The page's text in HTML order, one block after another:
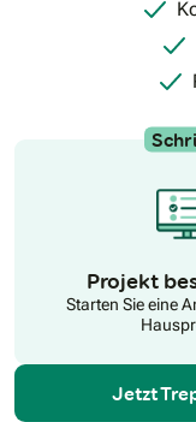
Telefonischer Kundenservice 24/7
und unverbindlich
Zuschüsse. Auch
einen Pflegegrad
Projekt
Starten Sie eine
Jetzt